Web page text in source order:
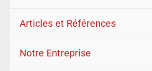
Articles et Références
Notre Entreprise